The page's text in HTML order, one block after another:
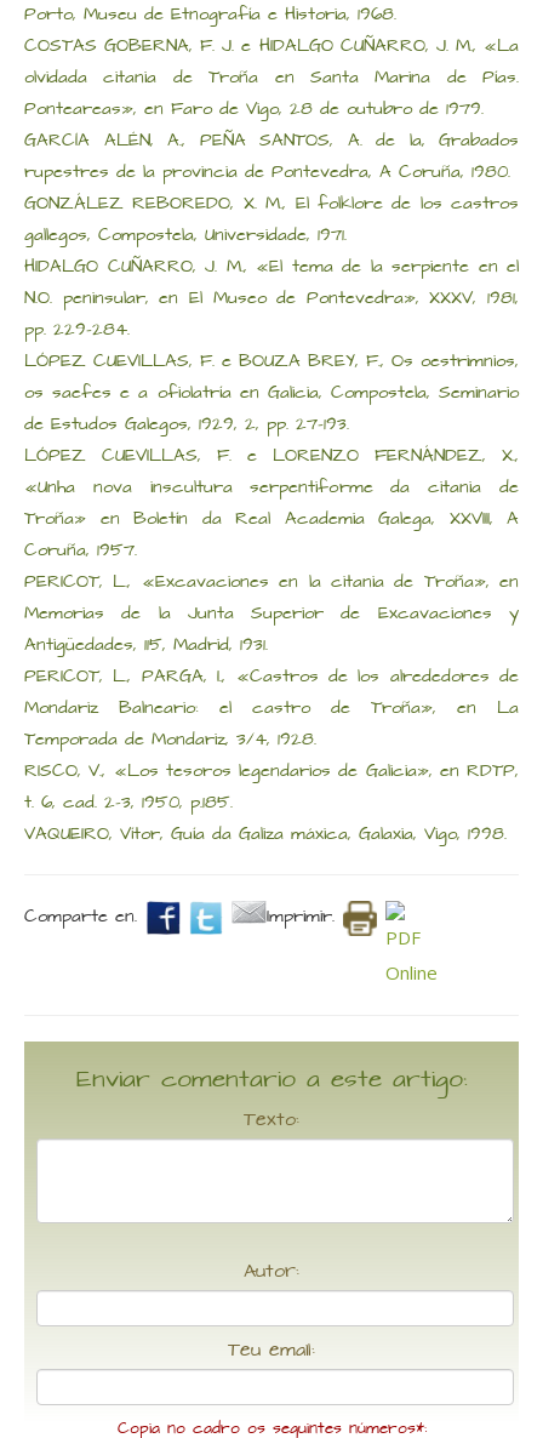
Porto, Museu de Etnografía e Historia, 1968.
COSTAS GOBERNA, F. J. e HIDALGO CUÑARRO, J. M., «La
olvidada citania de Troña en Santa Marina de Pías.
Ponteareas», en Faro de Vigo, 28 de outubro de 1979.
GARCÍA ALÉN, A., PEÑA SANTOS, A. de la, Grabados
rupestres de la provincia de Pontevedra, A Coruña, 1980.
GONZÁLEZ REBOREDO, X. M., El folklore de los castros
gallegos, Compostela, Universidade, 1971.
HIDALGO CUÑARRO, J. M., «El tema de la serpiente en el
N.O. peninsular, en El Museo de Pontevedra», XXXV, 1981,
pp. 229-284.
LÓPEZ CUEVILLAS, F. e BOUZA BREY, F., Os oestrimnios,
os saefes e a ofiolatría en Galicia, Compostela, Seminario
de Estudos Galegos, 1929, 2, pp. 27-193.
LÓPEZ CUEVILLAS, F. e LORENZO FERNÁNDEZ, X.,
«Unha nova inscultura serpentiforme da citania de
Troña» en Boletín da Real Academia Galega, XXVIII, A
Coruña, 1957.
PERICOT, L., «Excavaciones en la citania de Troña», en
Memorias de la Junta Superior de Excavaciones y
Antigüedades, 115, Madrid, 1931.
PERICOT, L., PARGA, I., «Castros de los alrededores de
Mondariz Balneario: el castro de Troña», en La
Temporada de Mondariz, 3/4, 1928.
RISCO, V., «Los tesoros legendarios de Galicia», en RDTP,
t. 6, cad. 2-3, 1950, p.185.
VAQUEIRO, Vítor, Guía da Galiza máxica, Galaxia, Vigo, 1998.
Comparte en. Imprimir.
Enviar comentario a este artigo:
Texto:
Autor:
Teu email:
Copia no cadro os seguintes números*: